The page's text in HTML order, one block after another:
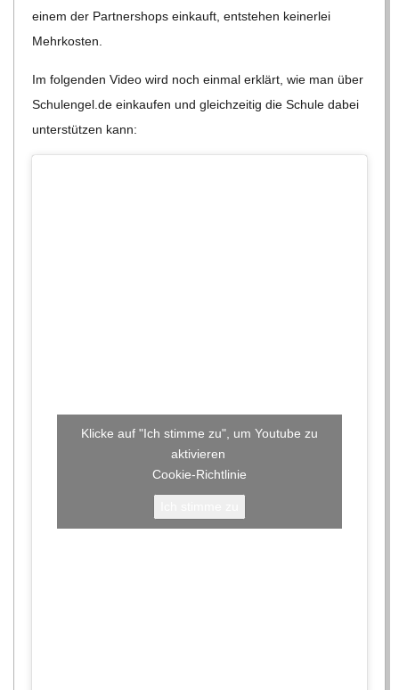
D
T
einem der Part­ner­shops ein­kauft, ent­ste­hen kei­ner­lei
Mehrkosten.
Im fol­gen­den Video wird noch ein­mal erklärt, wie man über
Schul​en​gel​.de ein­kau­fen und gleich­zei­tig die Schule dabei
unter­stüt­zen kann:
Klicke auf "Ich stimme zu", um Youtube zu
aktivieren
Coo­kie-Richt­li­nie